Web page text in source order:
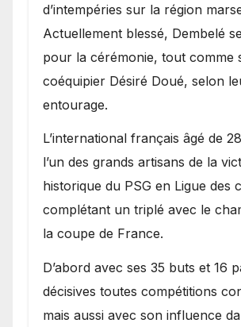
d’intempéries sur la région
Actuellement blessé, Dembelé
pour la cérémonie, tout comme
coéquipier Désiré Doué, selon
entourage.
L’international français âgé de
l’un des grands artisans de la
historique du PSG en Ligue des
complétant un triplé avec le
la coupe de France.
D’abord avec ses 35 buts et 16
décisives toutes compétitions
mais aussi avec son influence